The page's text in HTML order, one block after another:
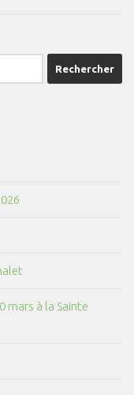
mars à la Sainte